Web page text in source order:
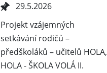
29.5.2026
Projekt vzájemných
setkávání rodičů –
předškoláků – učitelů HOLA,
HOLA - ŠKOLA VOLÁ II.